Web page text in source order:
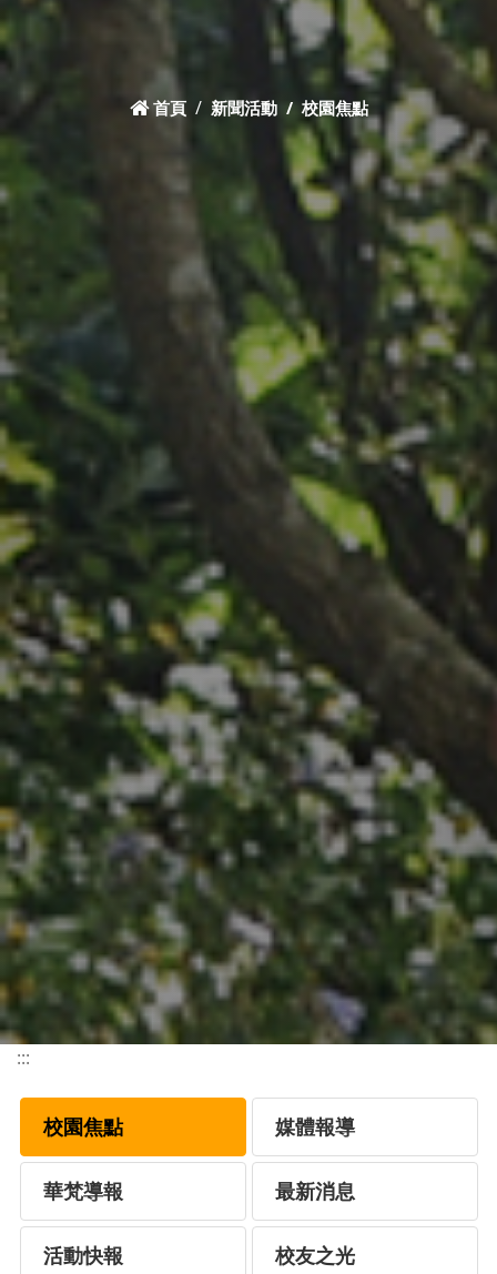
首頁 新聞活動 校園焦點
:::
校園焦點 媒體報導
華梵導報 最新消息
活動快報 校友之光